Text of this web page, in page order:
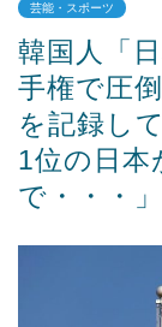
Powered by
芸能・スポーツ
韓国人「
手権で圧
を記録し
1位の日本
で・・・」